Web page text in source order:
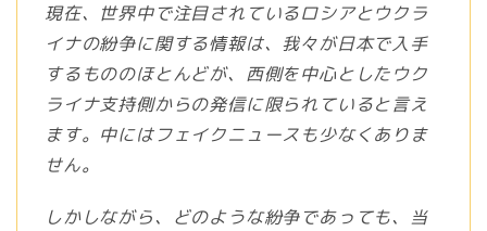
現在、世界中で注目されているロシアとウクラ
イナの紛争に関する情報は、我々が日本で入手
するもののほとんどが、西側を中心としたウク
ライナ支持側からの発信に限られていると言え
ます。中にはフェイクニュースも少なくありま
せん。
しかしながら、どのような紛争であっても、当